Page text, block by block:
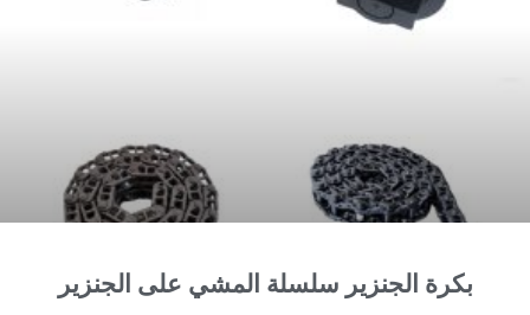
بكرة الجنزير سلسلة المشي على الجنزير